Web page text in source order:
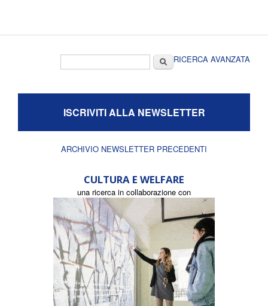
CercaRICERCA AVANZATA
ISCRIVITI ALLA NEWSLETTER
ARCHIVIO NEWSLETTER PRECEDENTI
CULTURA E WELFARE
una ricerca in collaborazione con